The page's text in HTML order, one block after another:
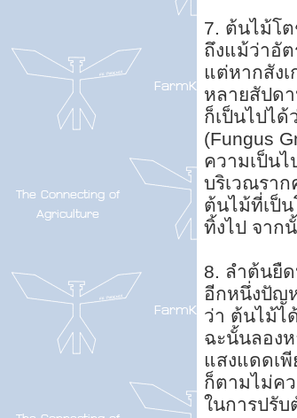
7. ต้นไม้โ
ถึงแม้ว่าอั
แต่หากสัง
หลายสัปด
ก็เป็นไปได้
(Fungus
ความเป็น
บริเวณราก
ต้นไม้ที่เป็
ทิ้งไป จาก
8. ลำต้นยืด
อีกหนึ่งปัญ
ว่า ต้นไม้ไ
ฉะนั้นลอง
แสงแดดเพี
ก็ตามไม่ค
ในการปรั